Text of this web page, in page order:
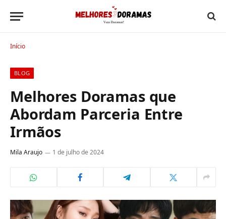
Início
BLOG
Melhores Doramas que
Abordam Parceria Entre
Irmãos
Mila Araujo 1 de julho de 2024